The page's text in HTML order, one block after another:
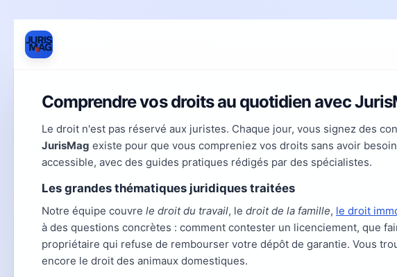
Comprendre vos droits au quotidien avec
Le droit n'est pas réservé aux juristes. Chaque jour, vous signez des
JurisMag existe pour que vous compreniez vos droits sans avoir
accessible, avec des guides pratiques rédigés par des spécialistes.
Les grandes thématiques juridiques traitées
Notre équipe couvre le droit du travail, le droit de la famille, le droit
à des questions concrètes : comment contester un licenciement, que
propriétaire qui refuse de rembourser votre dépôt de garantie. Vous
encore le droit des animaux domestiques.